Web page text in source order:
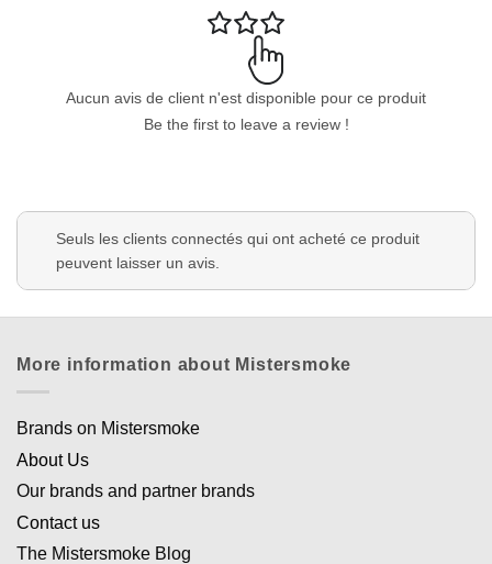
Aucun avis de client n'est disponible pour ce produit
Be the first to leave a review !
Seuls les clients connectés qui ont acheté ce produit
peuvent laisser un avis.
More information about Mistersmoke
Brands on Mistersmoke
About Us
Our brands and partner brands
Contact us
The Mistersmoke Blog
Appliquer les filtres